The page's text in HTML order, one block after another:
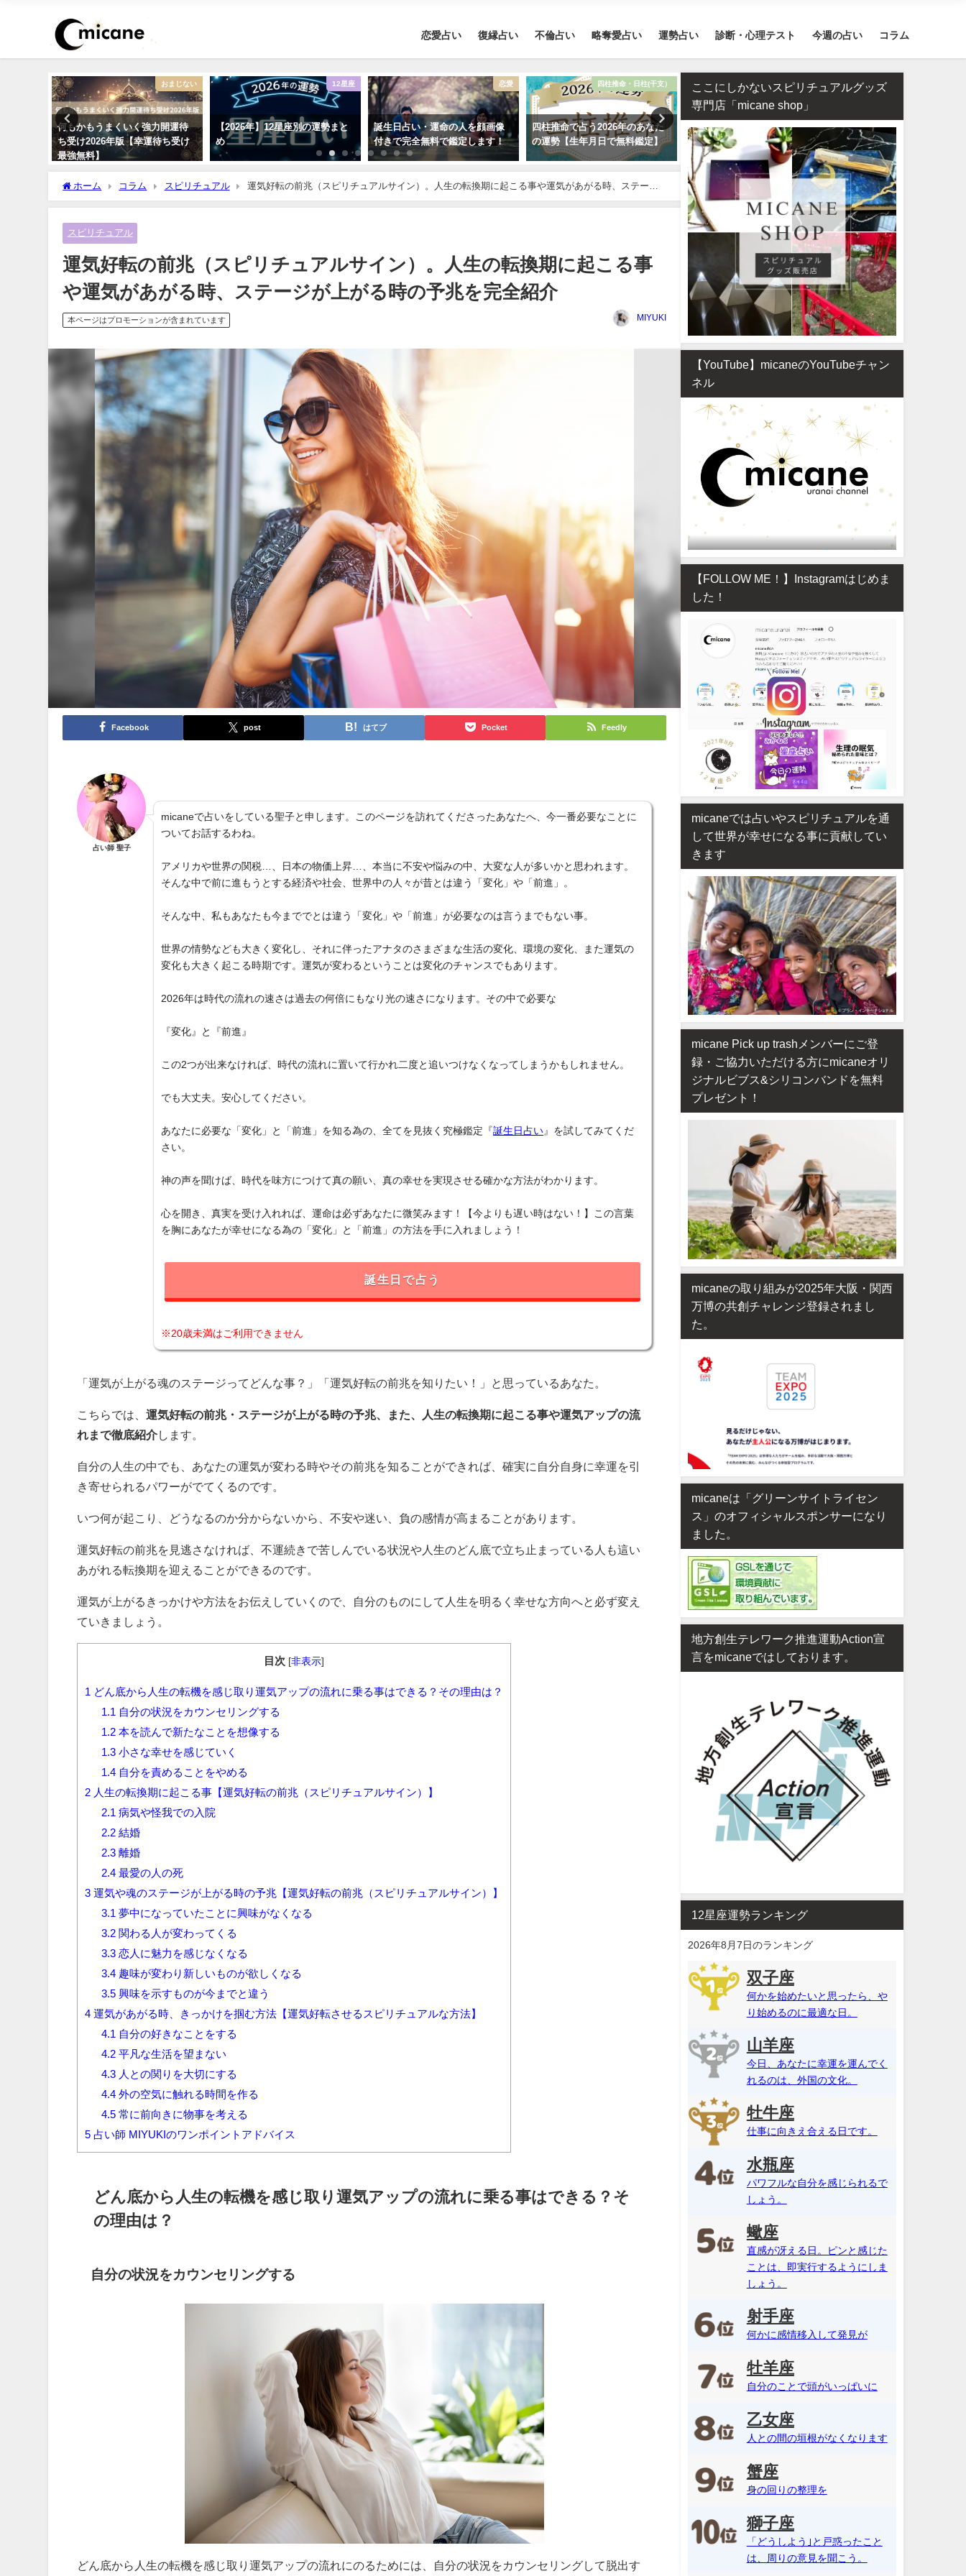
恋愛占い 復縁占い 不倫占い 略奪愛占い 運勢占い 診断・心理テスト 今週の占い コラム
おまじない
何もかもうまくいく強力開運待
ち受け2026年版【幸運待ち受け
最強無料】
12星座
【2026年】12星座別の運勢まと
め
恋愛
誕生日占い・運命の人を顔画像
付きで完全無料で鑑定します！
四柱推命・日柱(干支）
四柱推命で占う2026年のあなた
の運勢【生年月日で無料鑑定】
タロット占い・彼氏からの連絡
が来ない理由は？待つほうがい
い？
干支占い2026年（令和8年
二支＋60種類（60干支）の
勢・性格・相性を無料紹介
ホーム コラム スピリチュアル
運気好転の前兆（スピリチュアルサイン）。人生の転換期に起こる事や運気があがる時、ステージ
が上がる時の予兆を完全紹介
スピリチュアル
運気好転の前兆（スピリチュアルサイン）。人生の転換期に起こる事
や運気があがる時、ステージが上がる時の予兆を完全紹介
本ページはプロモーションが含まれています MIYUKI
Facebook post はてブ Pocket Feedly
占い師 聖子
micaneで占いをしている聖子と申します。このページを訪れてくださったあなたへ、今一番必要なことに
ついてお話するわね。
アメリカや世界の関税…、日本の物価上昇…、本当に不安や悩みの中、大変な人が多いかと思われます。
そんな中で前に進もうとする経済や社会、世界中の人々が昔とは違う「変化」や「前進」。
そんな中、私もあなたも今まででとは違う「変化」や「前進」が必要なのは言うまでもない事。
世界の情勢なども大きく変化し、それに伴ったアナタのさまざまな生活の変化、環境の変化、また運気の
変化も大きく起こる時期です。運気が変わるということは変化のチャンスでもあります。
2026年は時代の流れの速さは過去の何倍にもなり光の速さになります。その中で必要な
『変化』と『前進』
この2つが出来なければ、時代の流れに置いて行かれ二度と追いつけなくなってしまうかもしれません。
でも大丈夫。安心してください。
あなたに必要な「変化」と「前進」を知る為の、全てを見抜く究極鑑定『誕生日占い 』を試してみてくだ
さい。
神の声を聞けば、時代を味方につけて真の願い、真の幸せを実現させる確かな方法がわかります。
心を開き、真実を受け入れれば、運命は必ずあなたに微笑みます！【今よりも遅い時はない！】この言葉
を胸にあなたが幸せになる為の「変化」と「前進」の方法を手に入れましょう！
誕生日で占う
※20歳未満はご利用できません
「運気が上がる魂のステージってどんな事？」「運気好転の前兆を知りたい！」と思っているあなた。
こちらでは、運気好転の前兆・ステージが上がる時の予兆、また、人生の転換期に起こる事や運気アップの流
れまで徹底紹介します。
自分の人生の中でも、あなたの運気が変わる時やその前兆を知ることができれば、確実に自分自身に幸運を引
き寄せられるパワーがでてくるのです。
いつ何が起こり、どうなるのか分からないから、不安や迷い、負の感情が高まることがあります。
運気好転の前兆を見逃さなければ、不運続きで苦しんでいる状況や人生のどん底で立ち止まっている人も這い
あがれる転換期を迎えることができるのです。
運気が上がるきっかけや方法をお伝えしていくので、自分のものにして人生を明るく幸せな方向へと必ず変え
ていきましょう。
目次 [非表示]
1 どん底から人生の転機を感じ取り運気アップの流れに乗る事はできる？その理由は？
1.1 自分の状況をカウンセリングする
1.2 本を読んで新たなことを想像する
1.3 小さな幸せを感じていく
1.4 自分を責めることをやめる
2 人生の転換期に起こる事【運気好転の前兆（スピリチュアルサイン）】
2.1 病気や怪我での入院
2.2 結婚
2.3 離婚
2.4 最愛の人の死
3 運気や魂のステージが上がる時の予兆【運気好転の前兆（スピリチュアルサイン）】
3.1 夢中になっていたことに興味がなくなる
3.2 関わる人が変わってくる
3.3 恋人に魅力を感じなくなる
3.4 趣味が変わり新しいものが欲しくなる
3.5 興味を示すものが今までと違う
4 運気があがる時、きっかけを掴む方法【運気好転させるスピリチュアルな方法】
4.1 自分の好きなことをする
4.2 平凡な生活を望まない
4.3 人との関りを大切にする
4.4 外の空気に触れる時間を作る
4.5 常に前向きに物事を考える
5 占い師 MIYUKIのワンポイントアドバイス
どん底から人生の転機を感じ取り運気アップの流れに乗る事はできる？そ
の理由は？
自分の状況をカウンセリングする
どん底から人生の転機を感じ取り運気アップの流れにのるためには、自分の状況をカウンセリングして脱出す
ここにしかないスピリチュアルグッズ
専門店「micane shop」
【YouTube】micaneのYouTubeチャン
ネル
【FOLLOW ME！】Instagramはじめま
した！
micaneでは占いやスピリチュアルを通
して世界が幸せになる事に貢献してい
きます
micane Pick up trashメンバーにご登
録・ご協力いただける方にmicaneオリ
ジナルビブス&シリコンバンドを無料
プレゼント！
micaneの取り組みが2025年大阪・関西
万博の共創チャレンジ登録されまし
た。
micaneは「グリーンサイトライセン
ス」のオフィシャルスポンサーになり
ました。
地方創生テレワーク推進運動Action宣
言をmicaneではしております。
12星座運勢ランキング
2026年8月7日のランキング
双子座
何かを始めたいと思ったら、や
り始めるのに最適な日。
山羊座
今日、あなたに幸運を運んでく
れるのは、外国の文化。
牡牛座
仕事に向きえ合える日です。
水瓶座
パワフルな自分を感じられるで
しょう。
蠍座
直感が冴える日。ピンと感じた
ことは、即実行するようにしま
しょう。
射手座
何かに感情移入して発見が
牡羊座
自分のことで頭がいっぱいに
乙女座
人との間の垣根がなくなります
蟹座
身の回りの整理を
獅子座
「どうしよう｣と戸惑ったこと
は、周りの意見を聞こう。